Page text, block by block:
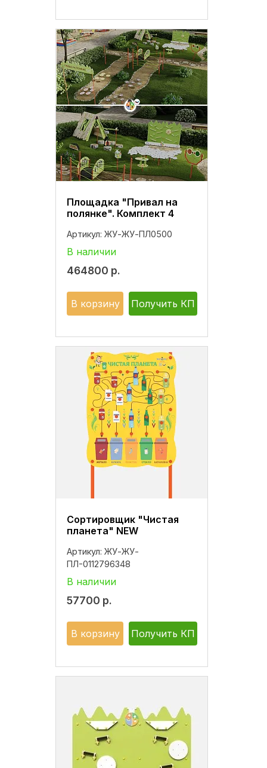
Площадка "Привал на
полянке". Комплект 4
Артикул: ЖУ-ЖУ-ПЛ0500
В наличии
464800 р.
В корзину Получить КП
Сортировщик "Чистая
планета" NEW
Артикул: ЖУ-ЖУ-
ПЛ-0112796348
В наличии
57700 р.
В корзину Получить КП